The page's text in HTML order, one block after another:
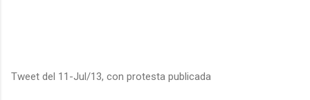
Tweet del 11-Jul/13, con protesta publicada